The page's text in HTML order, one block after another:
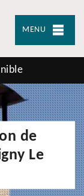
MENU
de
Le